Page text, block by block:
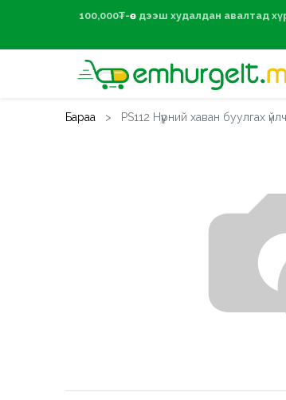
100,000₮-өөс
Бараа PS112 Нүүрний хаван буулгах